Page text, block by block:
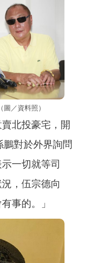
／資料照）
北投豪宅，開
鵬對於外界詢問
一切就等司
，伍宗德向
事的。」